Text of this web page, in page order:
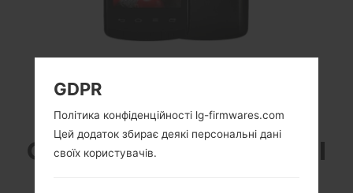
LG E410 (LGE410) З
СЕРІЇ LG OPTIMUS L1 II
GDPR
Політика конфіденційності lg-firmwares.com
Цей додаток збирає деякі персональні дані
своїх користувачів.